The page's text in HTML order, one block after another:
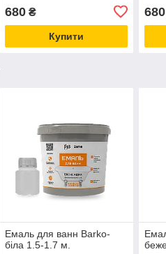
680₴
Купити
680
Емаль для ванн Barko-
біла 1.5-1.7 м.